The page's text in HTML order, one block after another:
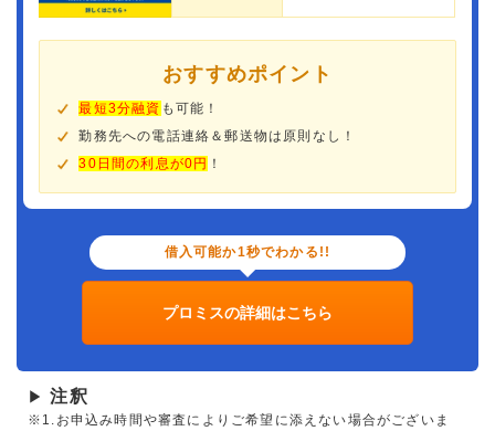
おすすめポイント
最短3分融資 も可能！
勤務先への電話連絡＆郵送物は原則なし！
30日間の利息が0円 ！
借入可能か1秒でわかる!!
プロミスの詳細はこちら
▶ 注釈
※1.お申込み時間や審査によりご希望に添えない場合がございま